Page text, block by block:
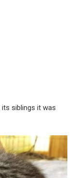
siblings it was